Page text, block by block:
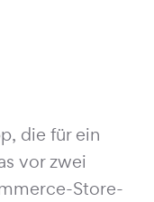
die für ein
vor zwei
Store-